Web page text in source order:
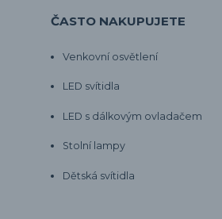
ČASTO NAKUPUJETE
Venkovní osvětlení
LED svítidla
LED s dálkovým ovladačem
Stolní lampy
Dětská svítidla